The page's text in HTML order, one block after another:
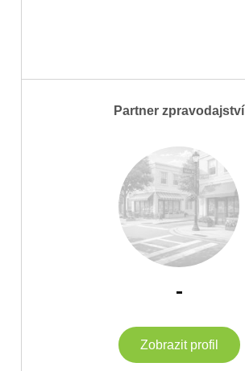
Partner zpravodajství
-
Zobrazit profil